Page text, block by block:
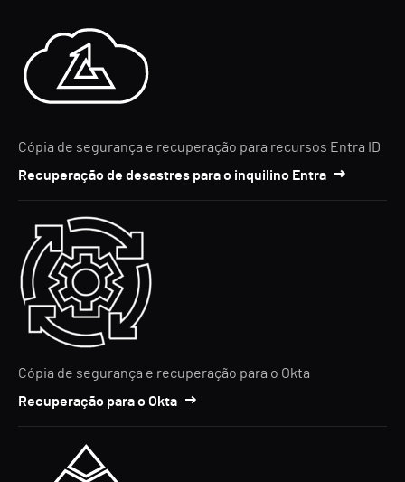
Cópia de segurança e recuperação para recursos Entra ID
Recuperação de desastres para o inquilino Entra
Cópia de segurança e recuperação para o Okta
Recuperação para o Okta